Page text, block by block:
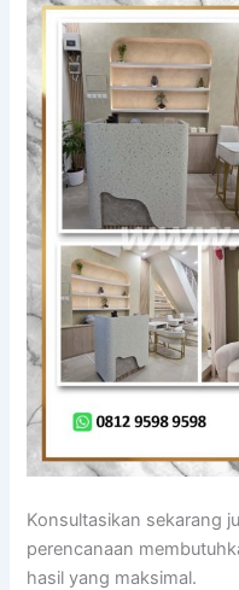
Konsultasikan sekarang
perencanaan
hasil yang maksimal.